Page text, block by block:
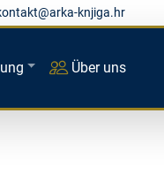
knjiga.hr
Über uns